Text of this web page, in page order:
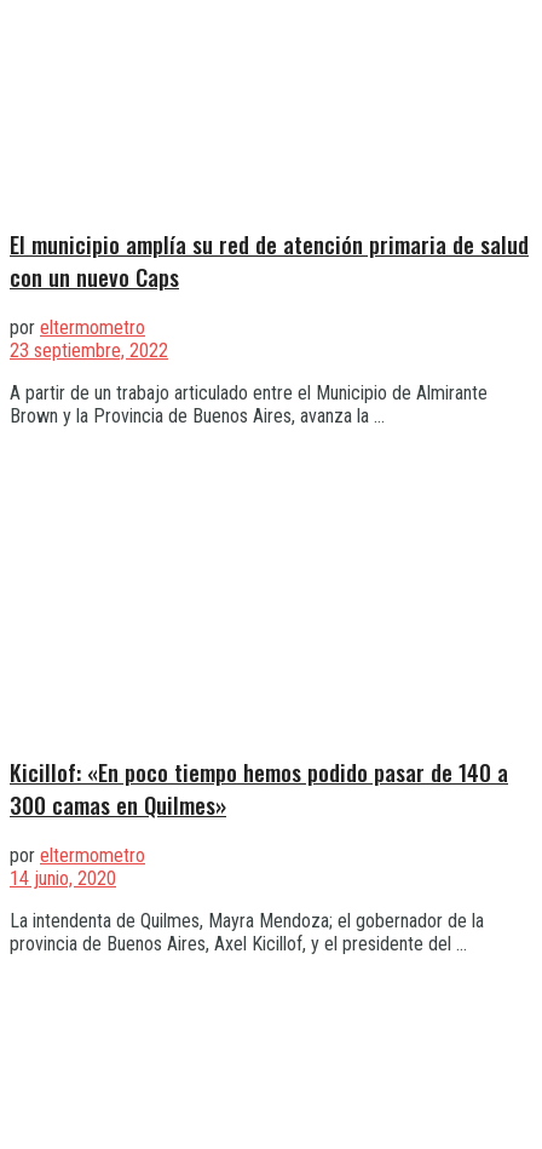
El municipio amplía su red de atención primaria de salud
con un nuevo Caps
por eltermometro
23 septiembre, 2022
A partir de un trabajo articulado entre el Municipio de Almirante
Brown y la Provincia de Buenos Aires, avanza la ...
Kicillof: «En poco tiempo hemos podido pasar de 140 a
300 camas en Quilmes»
por eltermometro
14 junio, 2020
La intendenta de Quilmes, Mayra Mendoza; el gobernador de la
provincia de Buenos Aires, Axel Kicillof, y el presidente del ...